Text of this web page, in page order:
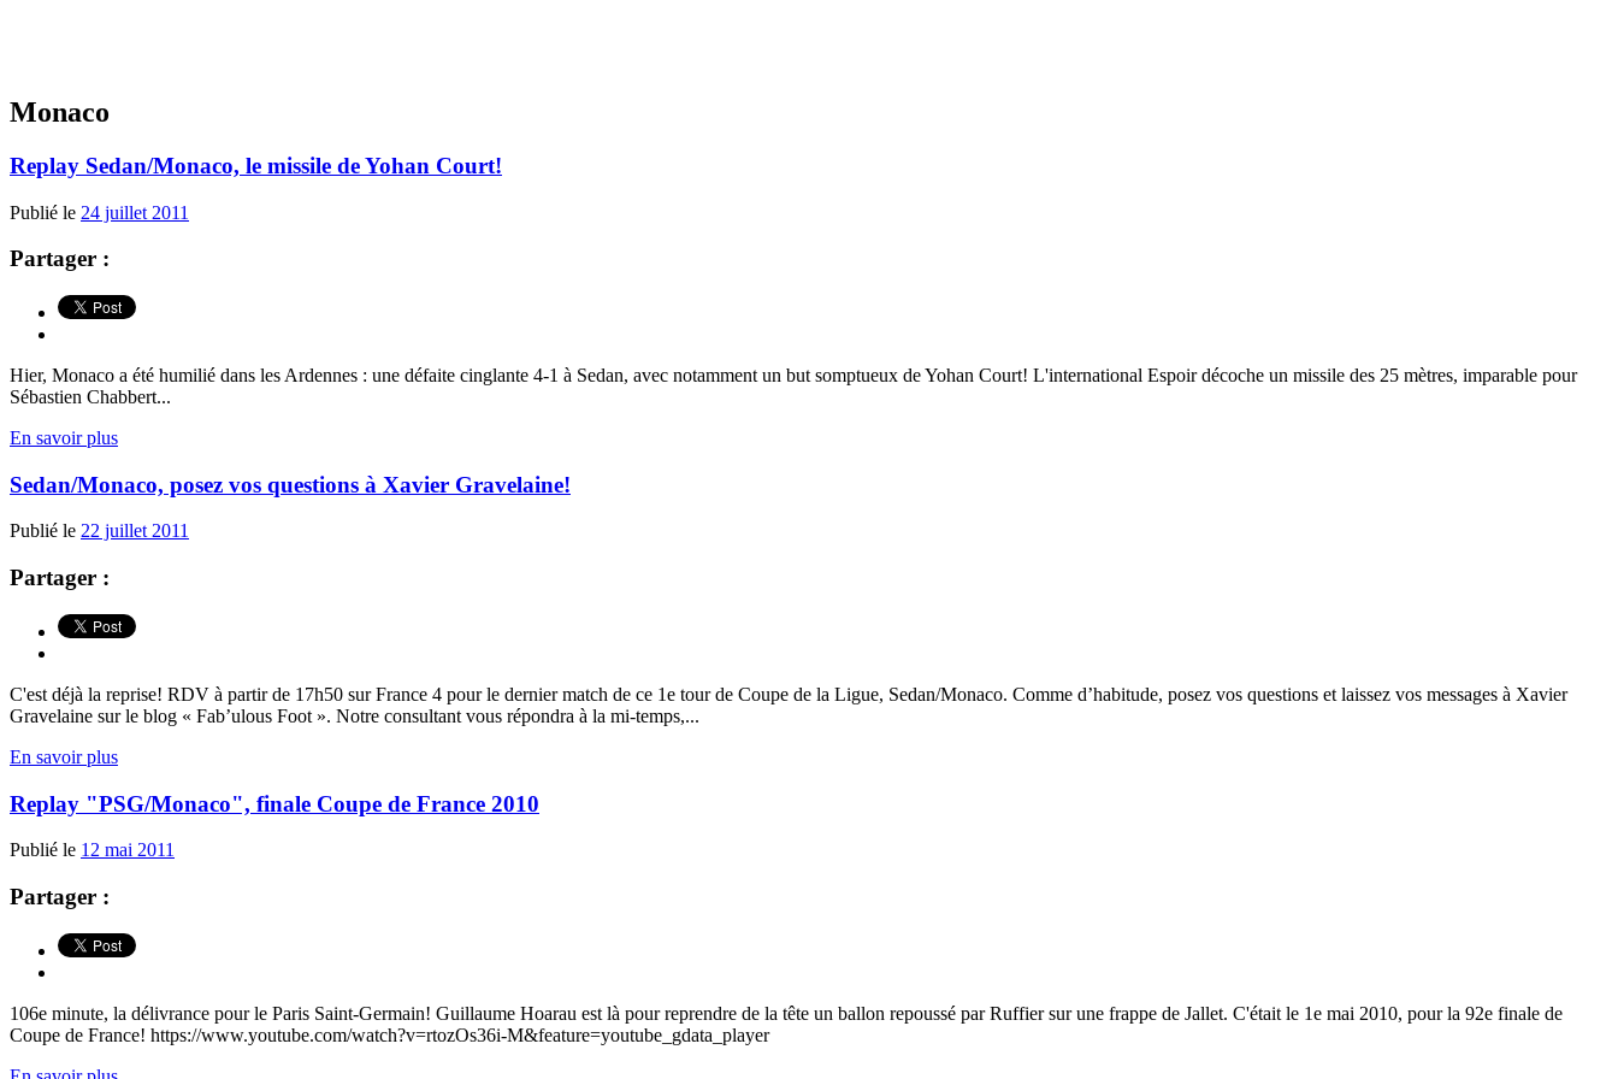
Monaco
Replay Sedan/Monaco, le missile de Yohan Court!
Publié le 24 juillet 2011
Partager :
Hier, Monaco a été humilié dans les Ardennes : une défaite cinglante 4-1 à Sedan, avec notamment un but somptueux de Yohan Court! L'international Espoir décoche un missile des 25 mètres, imparable pour
Sébastien Chabbert...
En savoir plus
Sedan/Monaco, posez vos questions à Xavier Gravelaine!
Publié le 22 juillet 2011
Partager :
C'est déjà la reprise! RDV à partir de 17h50 sur France 4 pour le dernier match de ce 1e tour de Coupe de la Ligue, Sedan/Monaco. Comme d’habitude, posez vos questions et laissez vos messages à Xavier
Gravelaine sur le blog « Fab’ulous Foot ». Notre consultant vous répondra à la mi-temps,...
En savoir plus
Replay "PSG/Monaco", finale Coupe de France 2010
Publié le 12 mai 2011
Partager :
106e minute, la délivrance pour le Paris Saint-Germain! Guillaume Hoarau est là pour reprendre de la tête un ballon repoussé par Ruffier sur une frappe de Jallet. C'était le 1e mai 2010, pour la 92e finale de
Coupe de France! https://www.youtube.com/watch?v=rtozOs36i-M&feature=youtube_gdata_player